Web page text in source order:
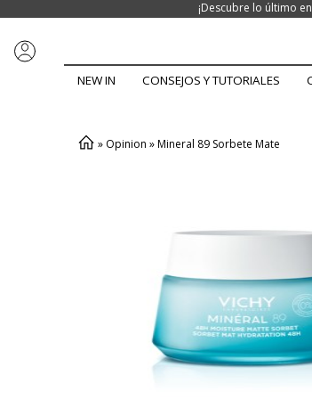
¡Descubre lo último
NEW IN CONSEJOS Y TUTORIALES
» Opinion »Mineral 89 Sorbete Mate